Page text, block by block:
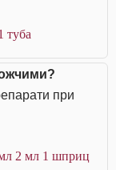
туба
при
мл 2 мл 1 шприц